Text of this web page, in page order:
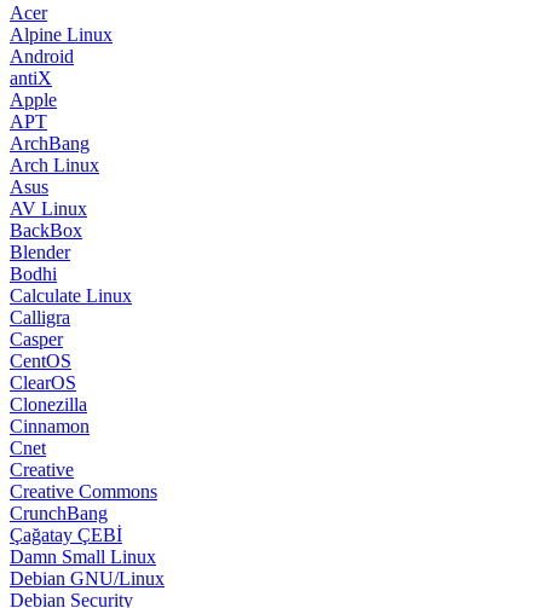
Acer
Alpine Linux
Android
antiX
Apple
APT
ArchBang
Arch Linux
Asus
AV Linux
BackBox
Blender
Bodhi
Calculate Linux
Calligra
Casper
CentOS
ClearOS
Clonezilla
Cinnamon
Cnet
Creative
Creative Commons
CrunchBang
Çağatay ÇEBİ
Damn Small Linux
Debian GNU/Linux
Debian Security